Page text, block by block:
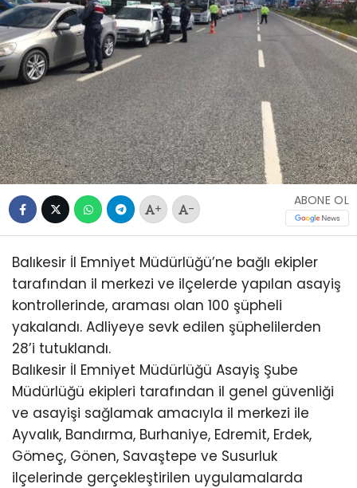
+ -
ABONE OL
Balıkesir İl Emniyet Müdürlüğü’ne bağlı ekipler
tarafından il merkezi ve ilçelerde yapılan asayiş
kontrollerinde, araması olan 100 şüpheli
yakalandı. Adliyeye sevk edilen şüphelilerden
28’i tutuklandı.
Balıkesir İl Emniyet Müdürlüğü Asayiş Şube
Müdürlüğü ekipleri tarafından il genel güvenliği
ve asayişi sağlamak amacıyla il merkezi ile
Ayvalık, Bandırma, Burhaniye, Edremit, Erdek,
Gömeç, Gönen, Savaştepe ve Susurluk
ilçelerinde gerçekleştirilen uygulamalarda